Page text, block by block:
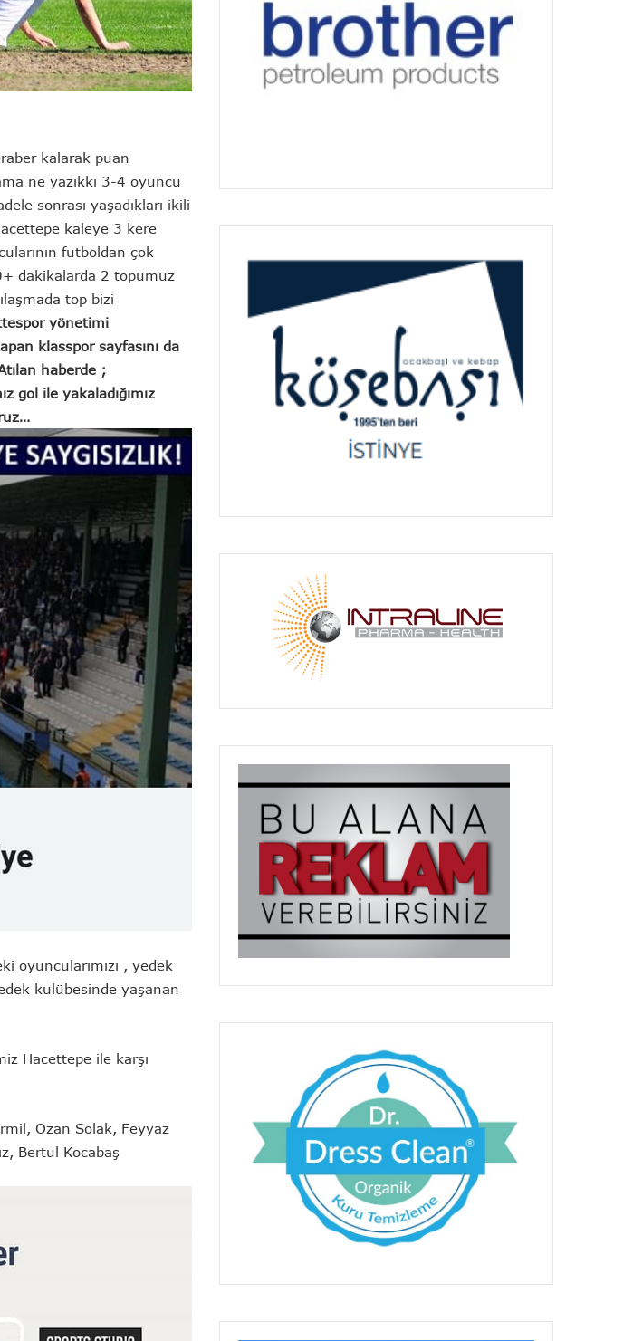
kalarak puan
ne yazikki 3-4 oyuncu
sonrası yaşadıkları ikili
kaleye 3 kere
futboldan çok
dakikalarda 2 topumuz
top bizi
yönetimi
klasspor sayfasını da
haberde ;
gol ile yakaladığımız
oyuncularımızı , yedek
kulübesinde yaşanan
Hacettepe ile karşı
Ozan Solak, Feyyaz
Bertul Kocabaş